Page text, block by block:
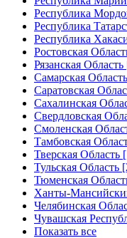
Республика
Республика
Республика
Ростовская
Рязанская
Самарская
Саратовская
Сахалинская
Свердловская
Смоленская
Тамбовская
Тверская Область
Тульская Область
Тюменская
Ханты-
Челябинская
Чувашская
Показать все